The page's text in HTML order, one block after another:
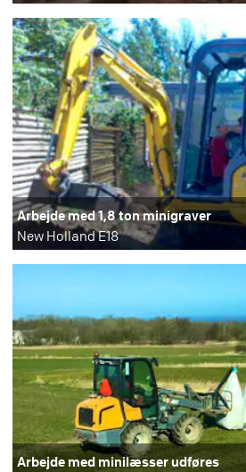
Arbejde med 1,8 ton minigraver
New Holland E18
Arbejde med minilæsser udføres